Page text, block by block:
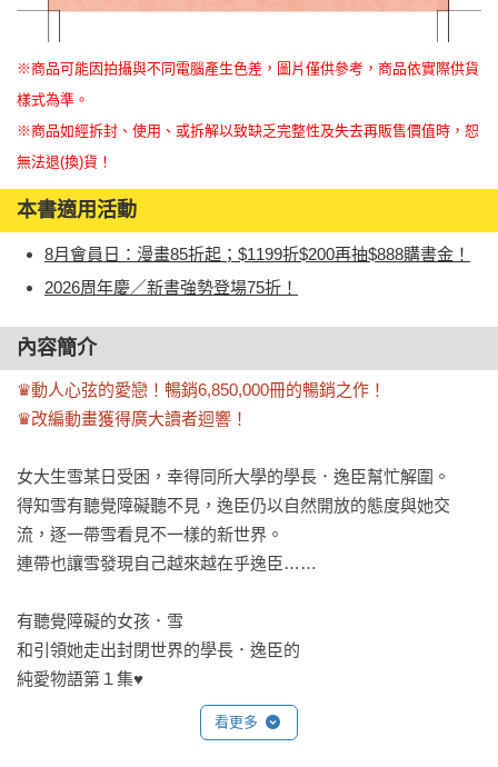
※商品可能因拍攝與不同電腦產生色差，圖片僅供參考，商品依實際供貨
樣式為準。
※商品如經拆封、使用、或拆解以致缺乏完整性及失去再販售價值時，恕
無法退(換)貨！
本書適用活動
8月會員日：漫畫85折起；$1199折$200再抽$888購書金！
2026周年慶／新書強勢登場75折！
內容簡介
♛動人心弦的愛戀！暢銷6,850,000冊的暢銷之作！
♛改編動畫獲得廣大讀者迴響！
女大生雪某日受困，幸得同所大學的學長．逸臣幫忙解圍。
得知雪有聽覺障礙聽不見，逸臣仍以自然開放的態度與她交
流，逐一帶雪看見不一樣的新世界。
連帶也讓雪發現自己越來越在乎逸臣……
有聽覺障礙的女孩．雪
和引領她走出封閉世界的學長．逸臣的
純愛物語第１集♥
看更多